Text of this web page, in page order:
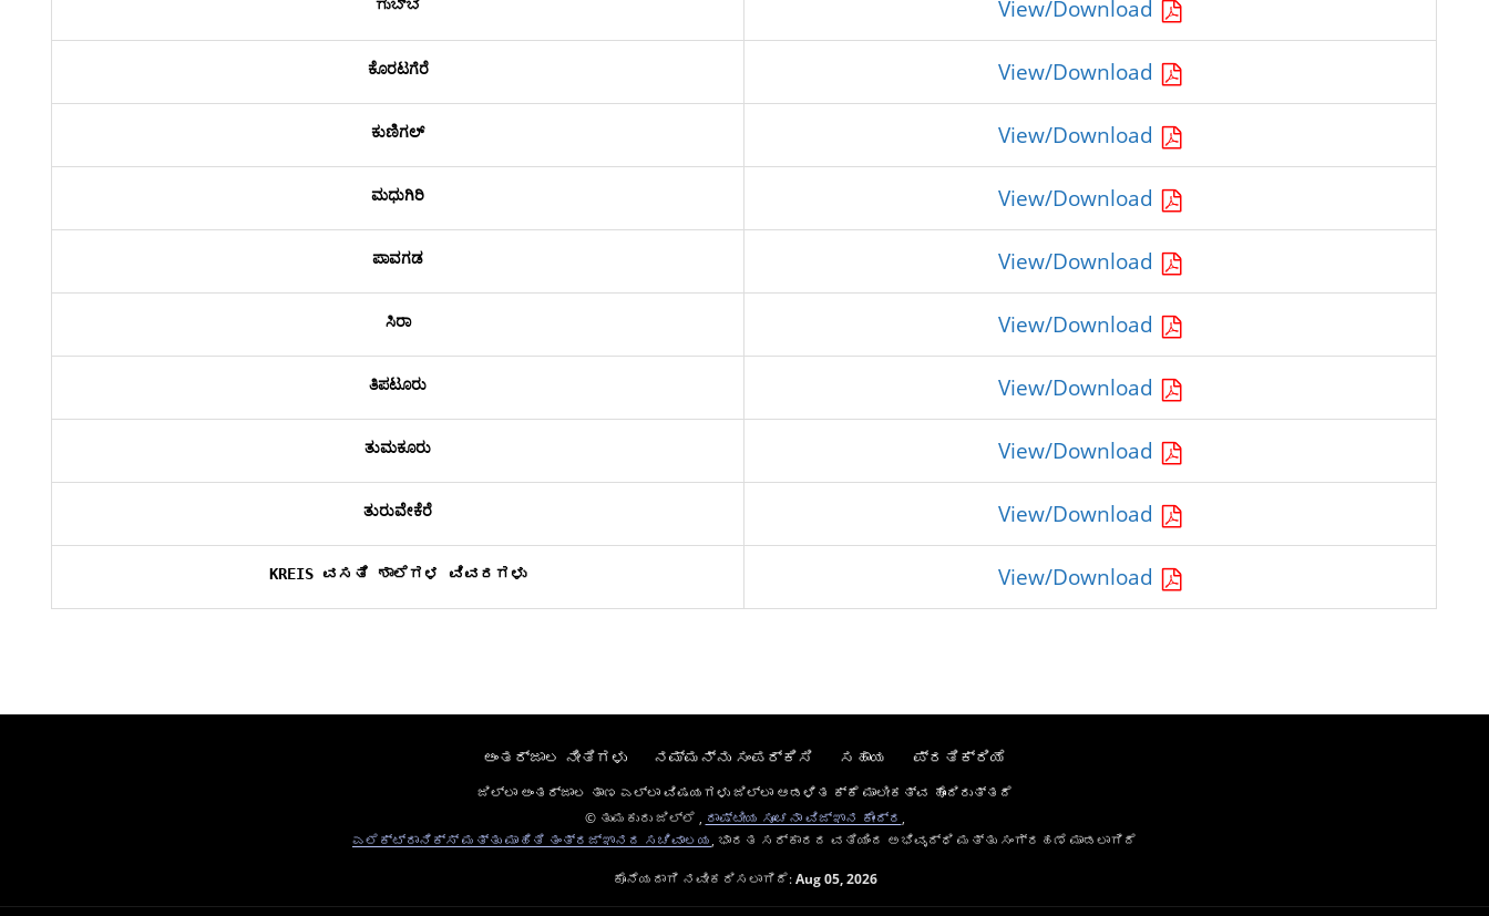
ಗುಬ್ಬಿ View/Download
ಕೊರಟಗೆರೆ View/Download
ಕುಣಿಗಲ್ View/Download
ಮಧುಗಿರಿ View/Download
ಪಾವಗಡ View/Download
ಸಿರಾ View/Download
ತಿಪಟೂರು View/Download
ತುಮಕೂರು View/Download
ತುರುವೇಕೆರೆ View/Download
KREIS ವಸತಿ ಶಾಲೆಗಳ ವಿವರಗಳು View/Download
ಅಂತರ್ಜಾಲ ನೀತಿಗಳು ನಮ್ಮನ್ನು ಸಂಪರ್ಕಿಸಿ ಸಹಾಯ ಪ್ರತಿಕ್ರಿಯೆ
ಜಿಲ್ಲಾ ಅಂತರ್ಜಾಲ ತಾಣ ಎಲ್ಲಾ ವಿಷಯಗಳು ಜಿಲ್ಲಾ ಆಡಳಿತ ಕ್ಕೆ ಮಾಲೀಕತ್ವ ಹೊಂದಿರುತ್ತದೆ
© ತುಮಕುರು ಜಿಲ್ಲೆ ,
ರಾಷ್ಟೀಯ ಸೂಚನಾ ವಿಜ್ಞಾನ ಕೇಂದ್ರ
ಎಲೆಕ್ಟ್ರಾನಿಕ್ಸ್ ಮತ್ತು ಮಾಹಿತಿ ತಂತ್ರಜ್ಞಾನದ ಸಚಿವಾಲಯ , ಭಾರತ ಸರ್ಕಾರದ ವತಿಯಿಂದ ಅಭಿವೃದ್ಧಿ ಮತ್ತು ಸಂಗ್ರಹಣೆ ಮಾಡಲಾಗಿದೆ
ಕೊನೆಯದಾಗಿ ನವೀಕರಿಸಲಾಗಿದೆ:Aug 05, 2026